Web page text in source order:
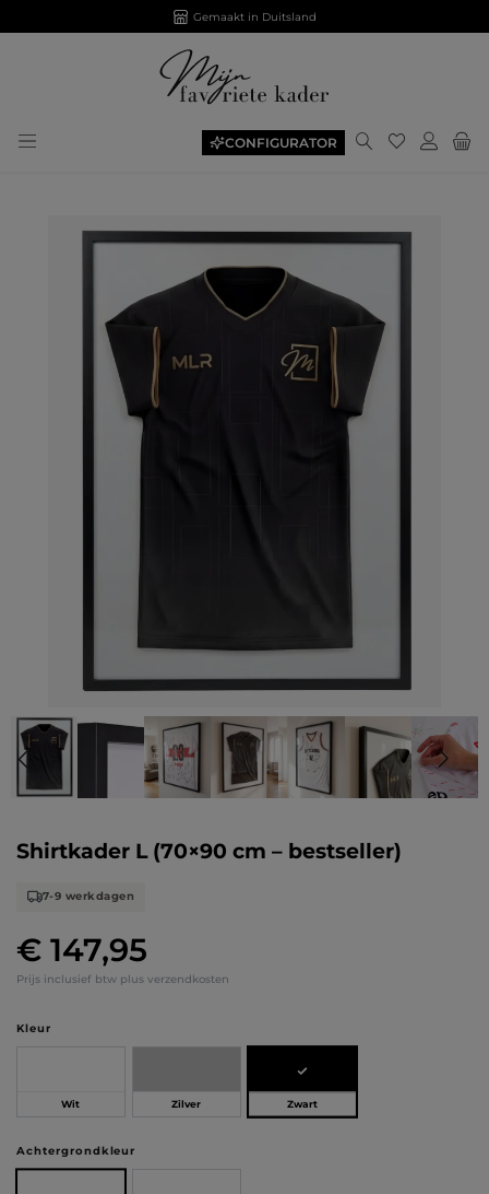
Gemaakt in Duitsland
CONFIGURATOR
Shirtkader L (70×90 cm – bestseller)
Normale prijs:
€ 147,95
Prijs inclusief btw plus verzendkosten
7-9 werkdagen
Selecteer
Kleur
Wit Zilver Zwart
Selecteer
Achtergrondkleur